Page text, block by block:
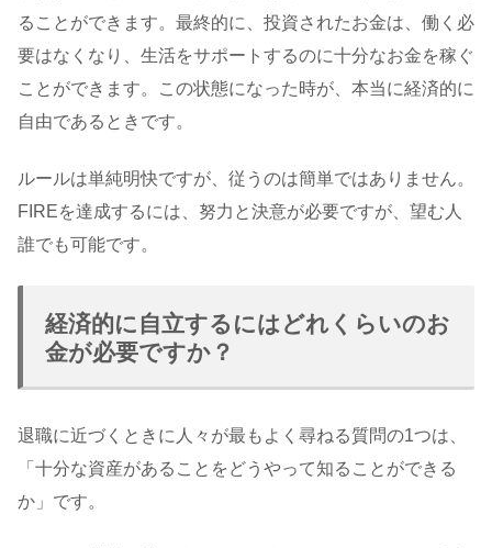
ることができます。最終的に、投資されたお金は、働く必
要はなくなり、生活をサポートするのに十分なお金を稼ぐ
ことができます。この状態になった時が、本当に経済的に
自由であるときです。
ルールは単純明快ですが、従うのは簡単ではありません。
FIREを達成するには、努力と決意が必要ですが、望む人
誰でも可能です。
経済的に自立するにはどれくらいのお
金が必要ですか？
退職に近づくときに人々が最もよく尋ねる質問の1つは、
「十分な資産があることをどうやって知ることができる
か」です。